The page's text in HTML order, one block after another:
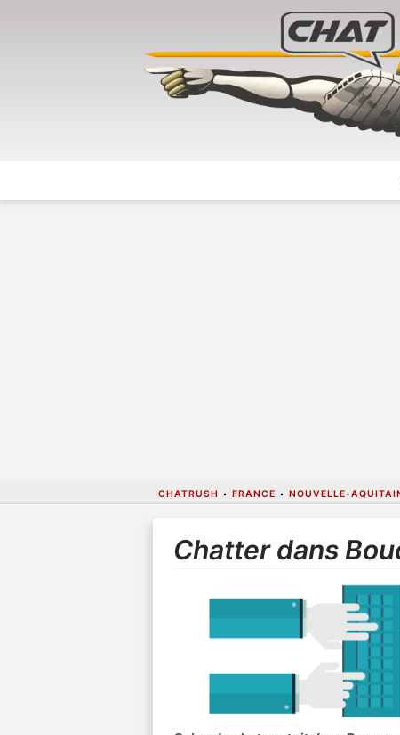
CHATRUSH • FRANCE • NOUVELLE-
Chatter dans